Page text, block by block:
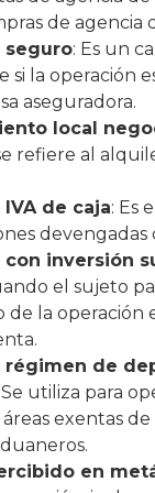
de agencia
seguro: Es un
si la operación
aseguradora.
local
refiere al
de caja: Es
con inversión
el sujeto
de la operación
régimen de
Se utiliza para
exentas de
en